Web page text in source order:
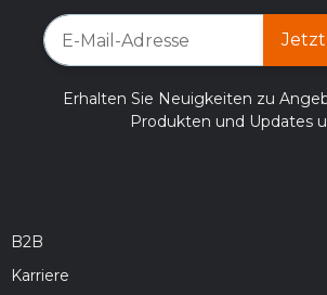
Erhalten Sie Neuigkeiten zu
Produkten und Updates
B2B
Karriere